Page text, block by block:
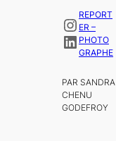
Instagram
LinkedIn
REPORT
ER –
PHOTO
GRAPHE
PAR SANDRA
CHENU
GODEFROY